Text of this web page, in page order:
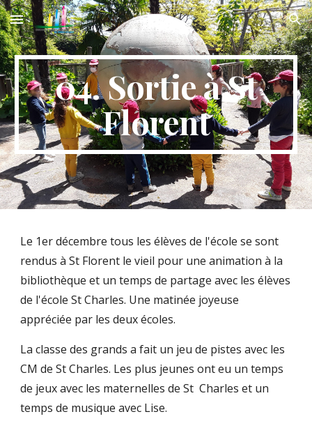
Skip to main content Skip to navigation
04. Sortie à St
Florent
Le 1er décembre tous les élèves de l'école se sont
rendus à St Florent le vieil pour une animation à la
bibliothèque et un temps de partage avec les élèves
de l'école St Charles. Une matinée joyeuse
appréciée par les deux écoles.
La classe des grands a fait un jeu de pistes avec les
CM de St Charles. Les plus jeunes ont eu un temps
de jeux avec les maternelles de St Charles et un
temps de musique avec Lise.